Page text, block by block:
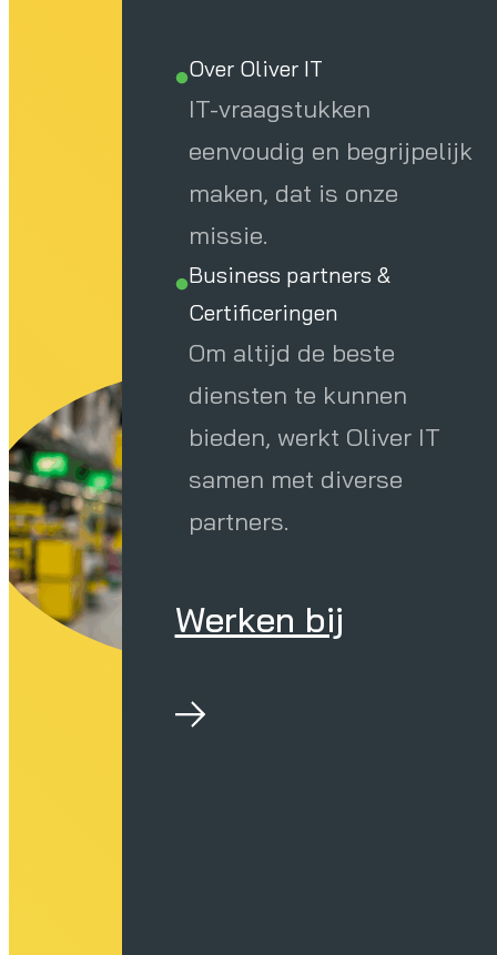
Over Oliver IT
IT-vraagstukken
eenvoudig en begrijpelijk
maken, dat is onze
missie.
Business partners &
Certificeringen
Om altijd de beste
diensten te kunnen
bieden, werkt Oliver IT
samen met diverse
partners.
Werken bij